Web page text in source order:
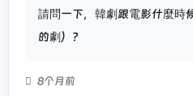
請問一下，韓劇跟電影什麼時
的劇）？
8个月前